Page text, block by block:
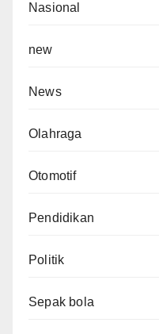
Nasional
new
News
Olahraga
Otomotif
Pendidikan
Politik
Sepak bola